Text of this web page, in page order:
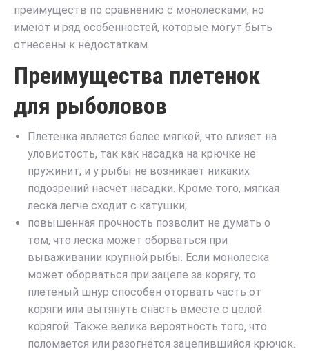
преимуществ по сравнению с монолесками, но
имеют и ряд особенностей, которые могут быть
отнесены к недостаткам.
Преимущества плетенок
для рыболовов
Плетенка является более мягкой, что влияет на
уловистость, так как насадка на крючке не
пружинит, и у рыбы не возникает никаких
подозрений насчет насадки. Кроме того, мягкая
леска легче сходит с катушки;
повышенная прочность позволит не думать о
том, что леска может оборваться при
вываживании крупной рыбы. Если монолеска
может оборваться при зацепе за корягу, то
плетеный шнур способен оторвать часть от
коряги или вытянуть снасть вместе с целой
корягой. Также велика вероятность того, что
поломается или разогнется зацепившийся крючок.